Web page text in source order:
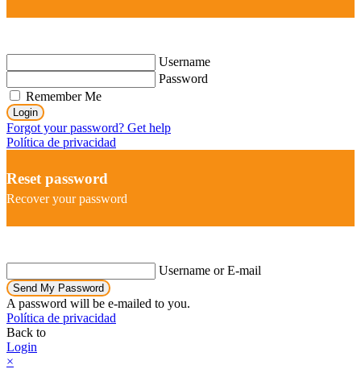
Username
Password
Remember Me
Login
Forgot your password? Get help
Política de privacidad
Reset password
Recover your password
Username or E-mail
Send My Password
A password will be e-mailed to you.
Política de privacidad
Back to
Login
×